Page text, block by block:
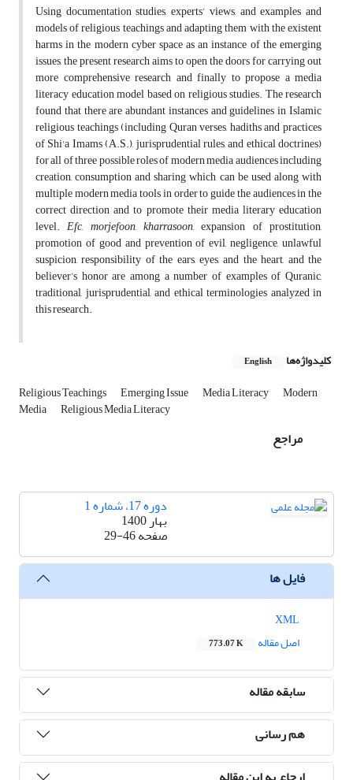
Using documentation studies, experts’ views, and examples and
models of religious teachings and adapting them with the existent
harms in the modern cyber space as an instance of the emerging
issues, the present research aims to open the doors for carrying out
more comprehensive research and finally to propose a media
literacy education model based on religious studies. The research
found that there are abundant instances and guidelines in Islamic
religious teachings (including Quran verses, hadiths and practices
of Shi'a Imams (A.S.), jurisprudential rules, and ethical doctrines)
for all of three possible roles of modern media audiences including
creation, consumption and sharing which can be used along with
multiple modern media tools in order to guide the audiences in the
correct direction and to promote their media literary education
level.Efc, morjefoon,kharrasoon, expansion of prostitution,
promotion of good and prevention of evil, negligence, unlawful
suspicion, responsibility of the ears, eyes, and the heart, and the
believer’s honor are among a number of examples of Quranic,
traditional, jurisprudential, and ethical terminologies analyzed in
this research.
کلیدواژه‌ها English
Religious Teachings Emerging Issue Media Literacy Modern
Media Religious Media Literacy
مراجع
دوره 17، شماره 1
بهار 1400
صفحه29-46
فایل ها
اصل مقاله
773.07 K
سابقه مقاله
هم رسانی